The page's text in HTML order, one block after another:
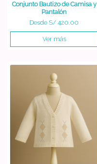
Conjunto Bautizo de Camisa y
Pantalón
Desde S/ 420.00
Ver más